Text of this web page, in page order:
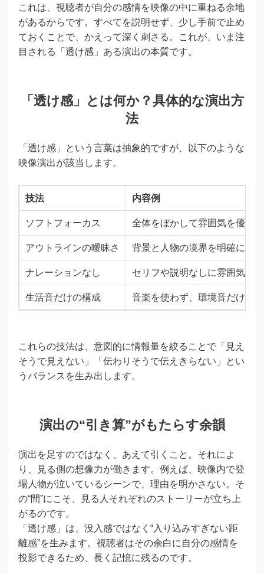
これは、視聴者が自分の感情を映像の中に重ねる余地
があるからです。すべてを説明せず、少し手前で止め
ておくことで、かえって深く刺さる。これが、いま注
目される「透け感」ある演出の本質です。
「透け感」とは何か？具体的な演出方
法
「透け感」という言葉は抽象的ですが、以下のような
映像演出が該当します。
技法 内容例
ソフトフォーカス 全体をぼかして雰囲気を優先
アウトラインの曖昧さ 背景と人物の境界を明確に描
ナレーションなし セリフや説明なしに雰囲気だ
生活音だけの構成 音楽を使わず、環境音だけで
これらの技法は、意図的に情報量を絞ることで「見え
そうで見えない」「伝わりそうで伝えきらない」とい
うバランスを生み出します。
演出の“引き算”がもたらす余韻
演出を足すのではなく、あえて引くこと。それによ
り、見る側の想像力が働きます。例えば、映像内で登
場人物が泣いているシーンで、理由を明かさない。そ
の“間”にこそ、見る人それぞれのストーリーが立ち上
がるのです。
「透け感」は、没入感ではなく“入り込みすぎない距
離感”を生みます。視聴者はその余白に自分の感情を
投影できるため、長く記憶に残るのです。